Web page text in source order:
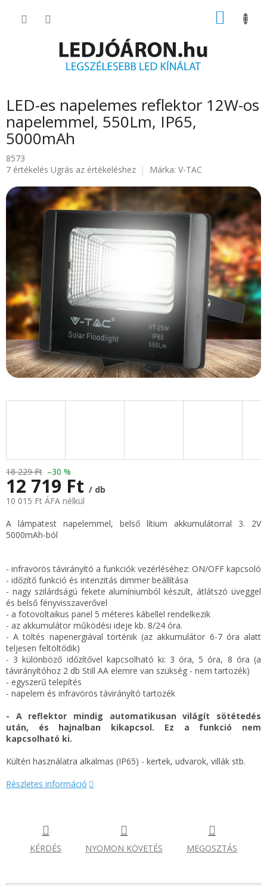
KOSÁR
LED-es napelemes reflektor 12W-os
napelemmel, 550Lm, IP65,
5000mAh
8573
A
átlagos
értékelése
csillag.
7 értékelés Ugrás az értékeléshez Márka: V-TAC
18 229 Ft –30 %
12 719 Ft / db
10 015 Ft ÁFA nélkül
Egységár:
A lámpatest napelemmel, belső lítium akkumulátorral 3. 2V
5000mAh-ból
- infravörös távirányító a funkciók vezérléséhez: ON/OFF kapcsoló
- időzítő funkció és intenzitás dimmer beállítása
- nagy szilárdságú fekete alumíniumból készült, átlátszó üveggel
és belső fényvisszaverővel
- a fotovoltaikus panel 5 méteres kábellel rendelkezik
- az akkumulátor működési ideje kb. 8/24 óra.
- A töltés napenergiával történik (az akkumulátor 6-7 óra alatt
teljesen feltöltődik)
- 3 különböző időzítővel kapcsolható ki: 3 óra, 5 óra, 8 óra (a
távirányítóhoz 2 db Still AA elemre van szükség - nem tartozék)
- egyszerű telepítés
- napelem és infravörös távirányító tartozék
- A reflektor mindig automatikusan világít sötétedés
után, és hajnalban kikapcsol. Ez a funkció nem
kapcsolható ki.
Kültéri használatra alkalmas (IP65) - kertek, udvarok, villák stb.
Részletes információ
KÉRDÉS NYOMON KÖVETÉS MEGOSZTÁS